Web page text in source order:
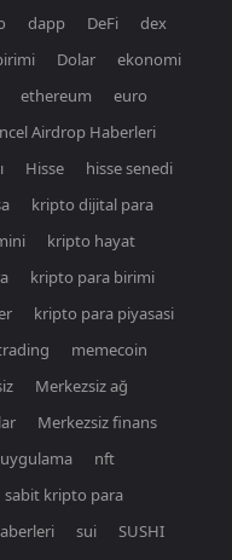
dapp DeFi
dex
Dolar
ekonomi
ethereum
euro
Airdrop Haberleri
Hisse
hisse senedi
kripto dijital para
kripto hayat
kripto para birimi
kripto para piyasasi
memecoin
Merkezsiz ağ
Merkezsiz finans
nft
sabit kripto para
sui
SUSHI